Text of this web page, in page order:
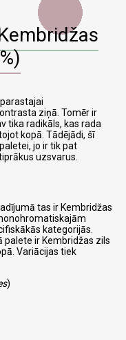
ziņā. Tomēr ir
tika radikāls, kas rada
kopā. Tādējādi, šī
jo ir tik pat
uzsvarus.
tas ir Kembridžas
kategorijās.
ir Kembridžas zils
Variācijas tiek
)